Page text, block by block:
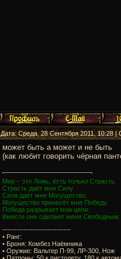
Дата: Среда, 28 Сентября 2011, 10:28
может быть а может и не быть
(как любит говорить чёрная
Мир – это Ложь, есть только Страсть.
Страсть даёт мне Силу.
Сила даёт мне Могущество.
Могущество принесёт мне Победу.
Победа разрывает мои цепи.
Вместе они сделают меня Свободным.
-----------------------------
• Ранг:
• Броня: Комбез Наёмника
• Оружие: Вальтер П-99, ЛР-300, Нож